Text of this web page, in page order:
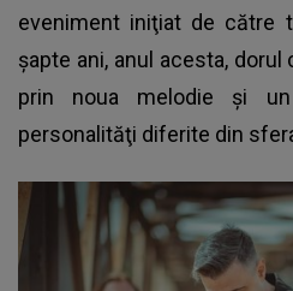
eveniment iniţiat de către
şapte ani, anul acesta,
prin noua melodie şi
personalităţi diferite din